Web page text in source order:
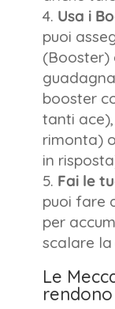
Usa i
puoi
(Booster)
booster
tanti ace),
rimonta) o
in
Fai le
puoi fare
per
scalare
Le